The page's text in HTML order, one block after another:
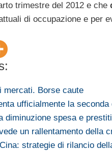
trimestre del 2012 e che
di occupazione e per
mercati. Borse caute
ufficialmente la seconda
diminuzione spesa e
un rallentamento della
strategie di rilancio